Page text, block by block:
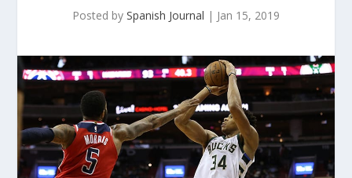
Posted by Spanish Journal | Jan 15, 2019